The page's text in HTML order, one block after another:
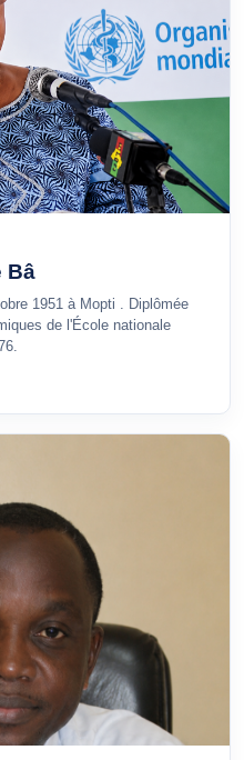
Bâ
1951 à Mopti . Diplômée
de l'École nationale